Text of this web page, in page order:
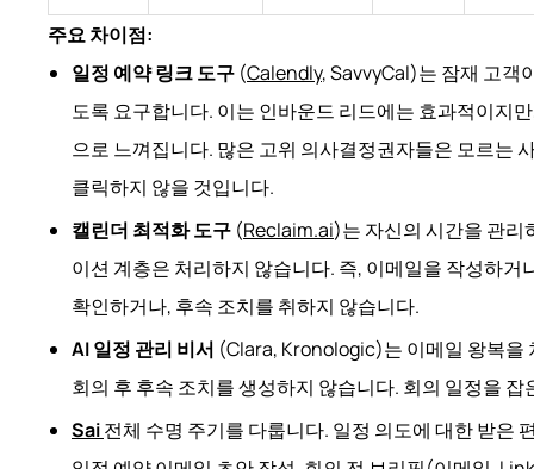
주요 차이점:
일정 예약 링크 도구 (Calendly, SavvyCal)는 잠재 고객
도록 요구합니다. 이는 인바운드 리드에는 효과적이지
으로 느껴집니다. 많은 고위 의사결정권자들은 모르는
클릭하지 않을 것입니다.
캘린더 최적화 도구 (Reclaim.ai)는 자신의 시간을 관리
이션 계층은 처리하지 않습니다. 즉, 이메일을 작성하거
확인하거나, 후속 조치를 취하지 않습니다.
AI 일정 관리 비서 (Clara, Kronologic)는 이메일 왕복을
회의 후 후속 조치를 생성하지 않습니다. 회의 일정을 잡
Sai전체 수명 주기를 다룹니다. 일정 의도에 대한 받은